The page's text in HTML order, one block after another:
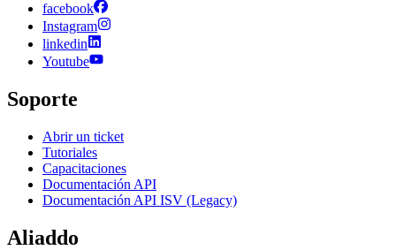
facebook
Instagram
linkedin
Youtube
Soporte
Abrir un ticket
Tutoriales
Capacitaciones
Documentación API
Documentación API ISV (Legacy)
Aliaddo